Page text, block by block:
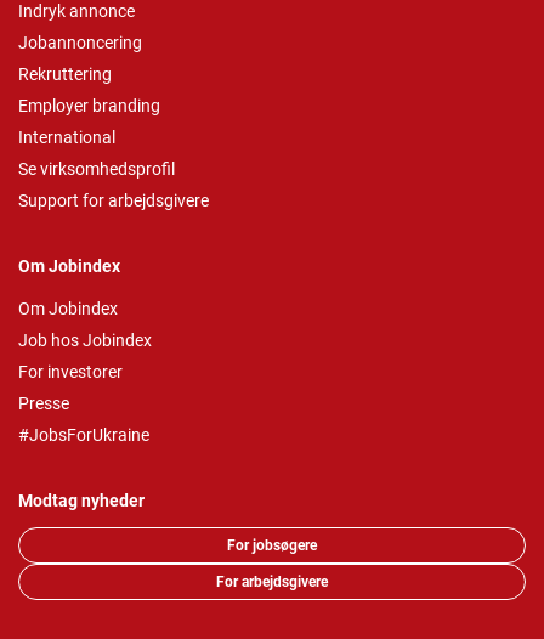
Indryk annonce
Jobannoncering
Rekruttering
Employer branding
International
Se virksomhedsprofil
Support for arbejdsgivere
Om Jobindex
Om Jobindex
Job hos Jobindex
For investorer
Presse
#JobsForUkraine
Modtag nyheder
For jobsøgere
For arbejdsgivere